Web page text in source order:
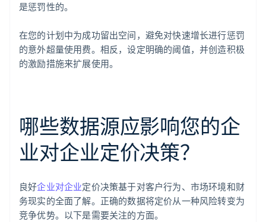
是惩罚性的。
在您的计划中为成功留出空间，避免对快速增长进行惩罚
的意外超量使用费。相反，设定明确的阈值，并创造积极
的激励措施来扩展使用。
哪些数据源应影响您的企
业对企业定价决策？
良好企业对企业定价决策基于对客户行为、市场环境和财
务现实的全面了解。正确的数据将定价从一种风险转变为
竞争优势。以下是需要关注的方面。